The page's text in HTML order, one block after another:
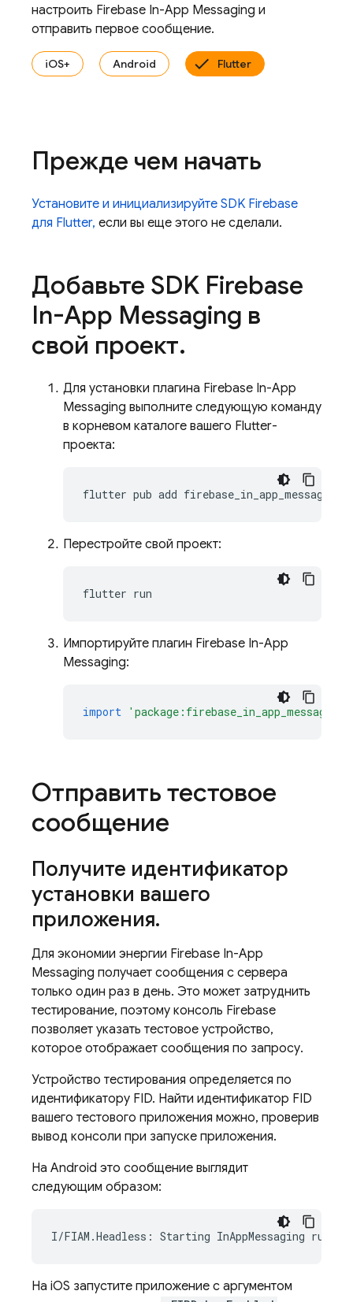
настроить Firebase In-App Messaging и
отправить первое сообщение.
iOS+ Android Flutter
Прежде чем начать
Установите и инициализируйте SDK Firebase
для Flutter, если вы еще этого не сделали.
Добавьте SDK Firebase
In-App Messaging в
свой проект.
Для установки плагина Firebase In-App
Messaging выполните следующую команду
в корневом каталоге вашего Flutter-
проекта:
flutter pub add
Перестройте свой проект:
flutter
Импортируйте плагин Firebase In-App
Messaging:
import
Отправить тестовое
сообщение
Получите идентификатор
установки вашего
приложения.
Для экономии энергии Firebase In-App
Messaging получает сообщения с сервера
только один раз в день. Это может затруднить
тестирование, поэтому консоль Firebase
позволяет указать тестовое устройство,
которое отображает сообщения по запросу.
Устройство тестирования определяется по
идентификатору FID. Найти идентификатор FID
вашего тестового приложения можно, проверив
вывод консоли при запуске приложения.
На Android это сообщение выглядит
следующим образом:
На iOS запустите приложение с аргументом